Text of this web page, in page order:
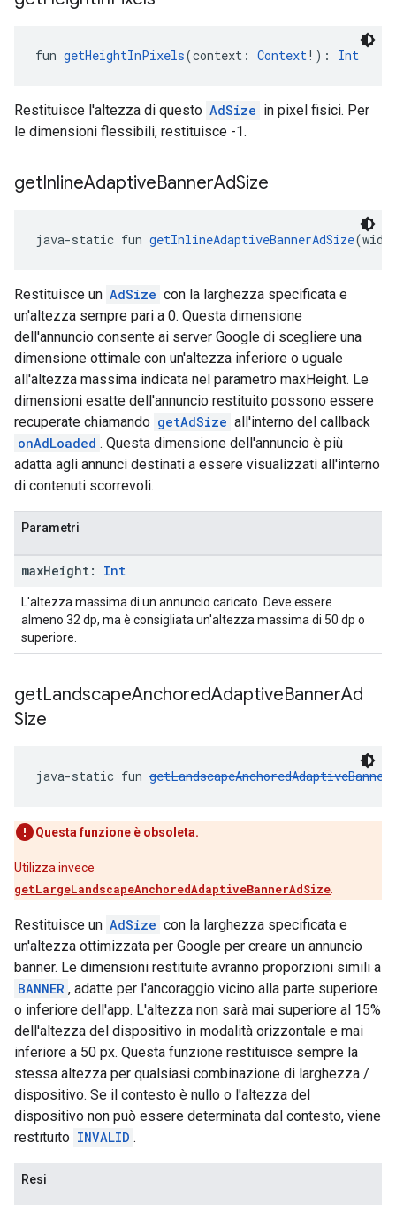
fun getHeightInPixels(context: Context!): Int
Restituisce l'altezza di questo AdSize in pixel fisici. Per
le dimensioni flessibili, restituisce -1.
getInlineAdaptiveBannerAdSize
java-static fun getInlineAdaptiveBannerAdSize
Restituisce un AdSize con la larghezza specificata e
un'altezza sempre pari a 0. Questa dimensione
dell'annuncio consente ai server Google di scegliere una
dimensione ottimale con un'altezza inferiore o uguale
all'altezza massima indicata nel parametro maxHeight. Le
dimensioni esatte dell'annuncio restituito possono essere
recuperate chiamando getAdSize all'interno del callback
onAdLoaded . Questa dimensione dell'annuncio è più
adatta agli annunci destinati a essere visualizzati all'interno
di contenuti scorrevoli.
Parametri
maxHeight: Int
L'altezza massima di un annuncio caricato. Deve essere
almeno 32 dp, ma è consigliata un'altezza massima di 50 dp o
superiore.
getLandscapeAnchoredAdaptiveBannerAd
Size
java-static fun
Questa funzione è obsoleta.
Utilizza invece
getLargeLandscapeAnchoredAdaptiveBannerAdSize
Restituisce un AdSize con la larghezza specificata e
un'altezza ottimizzata per Google per creare un annuncio
banner. Le dimensioni restituite avranno proporzioni simili a
BANNER , adatte per l'ancoraggio vicino alla parte superiore
o inferiore dell'app. L'altezza non sarà mai superiore al 15%
dell'altezza del dispositivo in modalità orizzontale e mai
inferiore a 50 px. Questa funzione restituisce sempre la
stessa altezza per qualsiasi combinazione di larghezza /
dispositivo. Se il contesto è nullo o l'altezza del
dispositivo non può essere determinata dal contesto, viene
restituito INVALID .
Resi